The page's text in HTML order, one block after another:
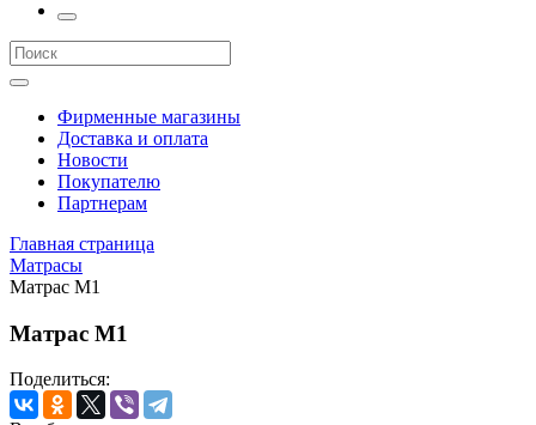
Фирменные магазины
Доставка и оплата
Новости
Покупателю
Партнерам
Главная страница
Матрасы
Матрас M1
Матрас M1
Поделиться: